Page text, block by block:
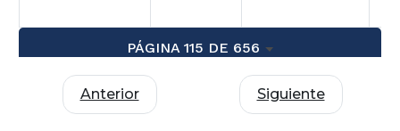
PÁGINA 115 DE 656
Anterior Siguiente